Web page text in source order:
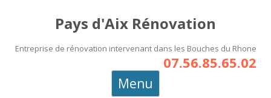
Pays d'Aix Rénovation
Entreprise de rénovation intervenant dans les Bouches du Rhone
07.56.85.65.02
Menu